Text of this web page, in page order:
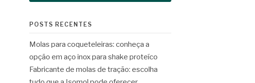
POSTS RECENTES
Molas para coqueteleiras: conheça a
opção em aço inox para shake proteíco
Fabricante de molas de tração: escolha